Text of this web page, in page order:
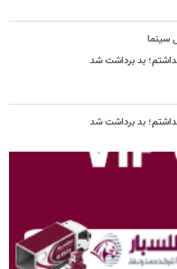
سینما
بد برداشت شد
بد برداشت شد